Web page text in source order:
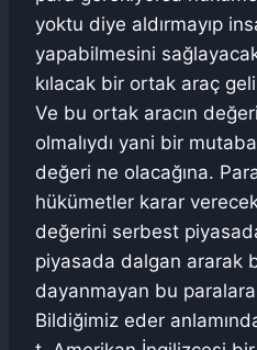
yoktu diye aldırmayıp
yapabilmesini
kılacak bir ortak araç
Ve bu ortak aracın
olmalıydı yani bir
değeri ne olacağına.
hükümetler karar
değerini serbest
piyasada dalgan ararak
dayanmayan bu
Bildiğimiz eder